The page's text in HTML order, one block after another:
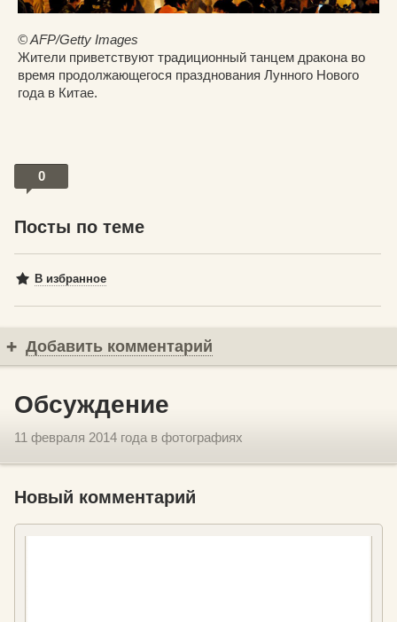
© AFP/Getty Images
Жители приветствуют традиционный танцем дракона во
время продолжающегося празднования Лунного Нового
года в Китае.
0
Посты по теме
В избранное
Добавить комментарий
Обсуждение
11 февраля 2014 года в фотографиях
Новый комментарий